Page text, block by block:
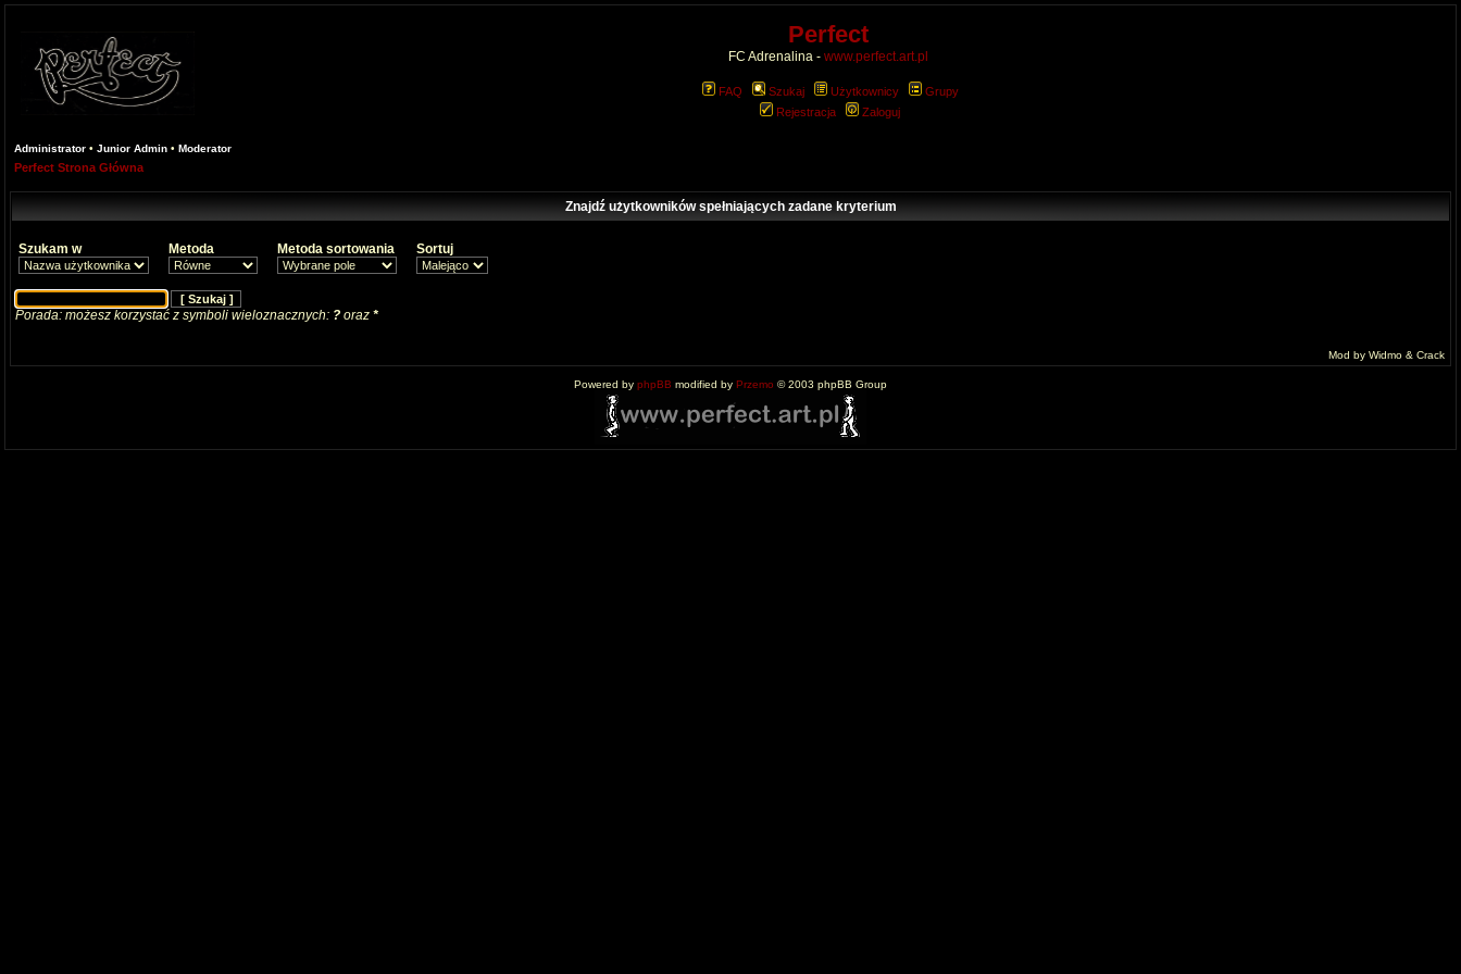
Perfect
FC Adrenalina - www.perfect.art.pl
FAQ Szukaj Użytkownicy
Grupy
Rejestracja
Zaloguj
Administrator • Junior Admin • Moderator
Perfect Strona Główna
Znajdź użytkowników spełniających zadane kryterium
Szukam w Metoda Metoda sortowania Sortuj
Porada: możesz korzystać z symboli wieloznacznych: ? oraz *
Mod by Widmo & Crack
Powered by phpBB modified by Przemo © 2003 phpBB Group